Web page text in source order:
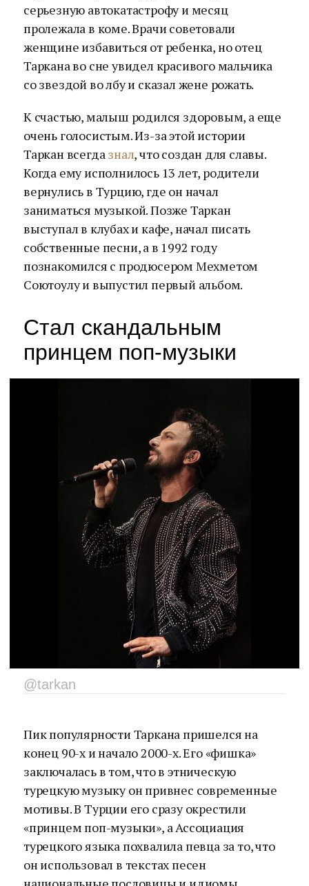
серьезную автокатастрофу и месяц
пролежала в коме. Врачи советовали
женщине избавиться от ребенка, но отец
Таркана во сне увидел красивого мальчика
со звездой во лбу и сказал жене рожать.
К счастью, малыш родился здоровым, а еще
очень голосистым. Из-за этой истории
Таркан всегдазнал, что создан для славы.
Когда ему исполнилось 13 лет, родители
вернулись в Турцию, где он начал
заниматься музыкой. Позже Таркан
выступал в клубах и кафе, начал писать
собственные песни, а в 1992 году
познакомился с продюсером Мехметом
Соютоулу и выпустил первый альбом.
Стал скандальным
принцем поп-музыки
@tarkan
Пик популярности Таркана пришелся на
конец 90-х и начало 2000-х. Его «фишка»
заключалась в том, что в этническую
турецкую музыку он привнес современные
мотивы. В Турции его сразу окрестили
«принцем поп-музыки», а Ассоциация
турецкого языка похвалила певца за то, что
он использовал в текстах песен